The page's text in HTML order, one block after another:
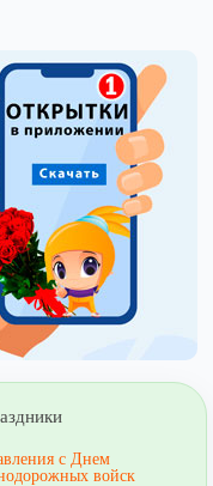
с Днем
войск